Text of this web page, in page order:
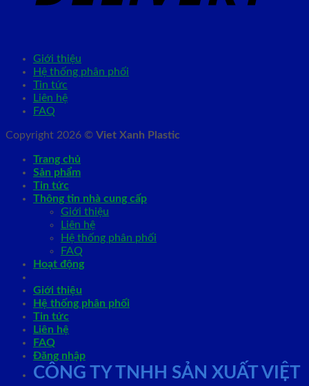
Giới thiệu
Hệ thống phân phối
Tin tức
Liên hệ
FAQ
Copyright 2026 © Viet Xanh Plastic
Trang chủ
Sản phẩm
Tin tức
Thông tin nhà cung cấp
Giới thiệu
Liên hệ
Hệ thống phân phối
FAQ
Hoạt động
Giới thiệu
Hệ thống phân phối
Tin tức
Liên hệ
FAQ
Đăng nhập
CÔNG TY TNHH SẢN XUẤT VIỆT